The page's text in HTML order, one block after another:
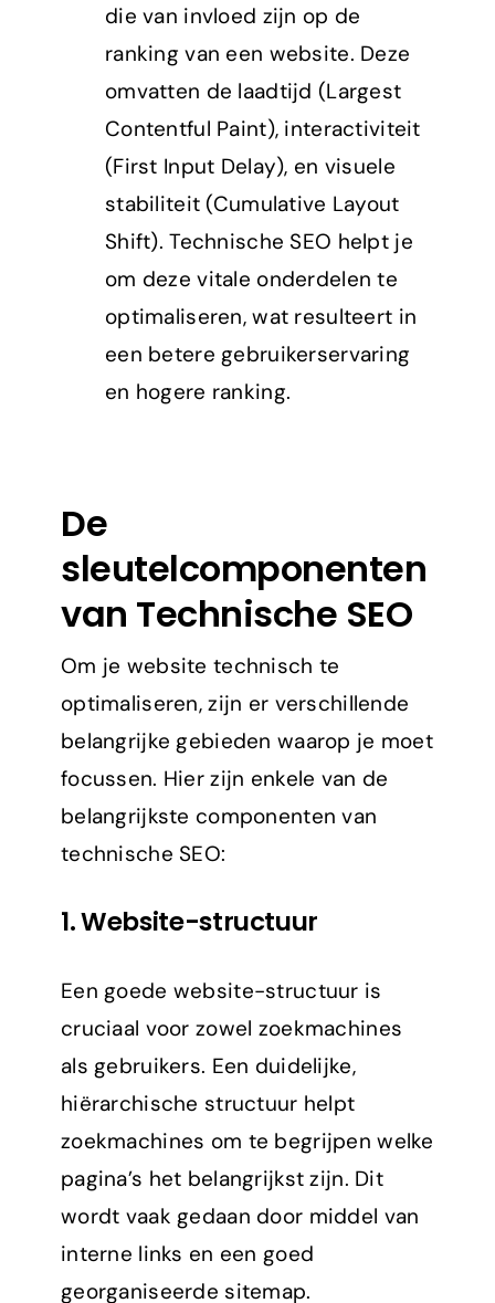
die van invloed zijn op de
ranking van een website. Deze
omvatten de laadtijd (Largest
Contentful Paint), interactiviteit
(First Input Delay), en visuele
stabiliteit (Cumulative Layout
Shift). Technische SEO helpt je
om deze vitale onderdelen te
optimaliseren, wat resulteert in
een betere gebruikerservaring
en hogere ranking.
De
sleutelcomponenten
van Technische SEO
Om je website technisch te
optimaliseren, zijn er verschillende
belangrijke gebieden waarop je moet
focussen. Hier zijn enkele van de
belangrijkste componenten van
technische SEO:
1.Website-structuur
Een goede website-structuur is
cruciaal voor zowel zoekmachines
als gebruikers. Een duidelijke,
hiërarchische structuur helpt
zoekmachines om te begrijpen welke
pagina’s het belangrijkst zijn. Dit
wordt vaak gedaan door middel van
interne links en een goed
georganiseerde sitemap.